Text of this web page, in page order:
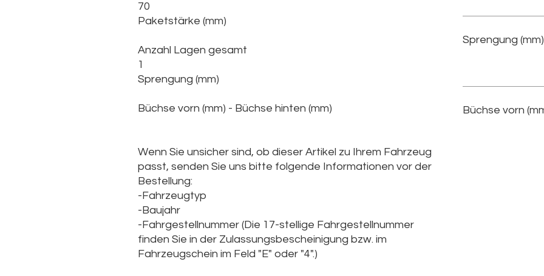
70
Paketstärke (mm)
Anzahl Lagen gesamt
1
Sprengung (mm)
Büchse vorn (mm) - Büchse hinten (mm)
Wenn Sie unsicher sind, ob dieser Artikel zu Ihrem Fahrzeug
passt, senden Sie uns bitte folgende Informationen vor der
Bestellung:
-Fahrzeugtyp
-Baujahr
-Fahrgestellnummer (Die 17-stellige Fahrgestellnummer
finden Sie in der Zulassungsbescheinigung bzw. im
Fahrzeugschein im Feld "E" oder "4".)
Sprengung (mm)
Büchse vorn